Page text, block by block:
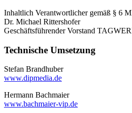
Inhaltlich Verantwortlicher gemäß § 6
Dr. Michael Rittershofer
Geschäftsführender Vorstand
Technische Umsetzung
Stefan Brandhuber
www.dipmedia.de
Hermann Bachmaier
www.bachmaier-vip.de